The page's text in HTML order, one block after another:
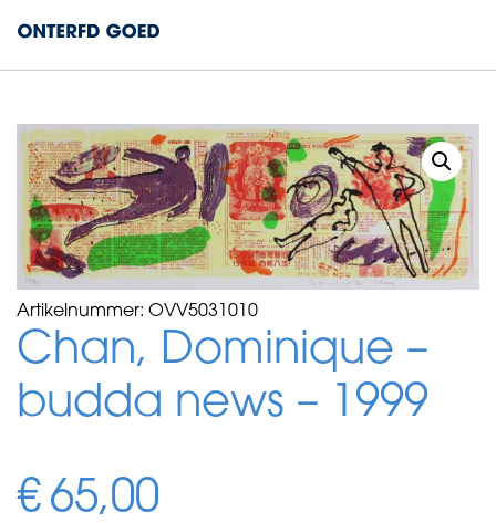
Artikelnummer: OVV5031010
Chan, Dominique –
budda news – 1999
€ 65,00